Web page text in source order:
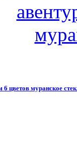
цветов муранское